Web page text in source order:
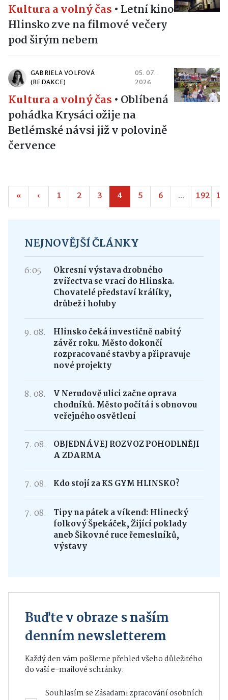
Kultura a volný čas • Letní kino
Hlinsko zve na filmové večery
pod širým nebem
GABRIELA VOLFOVÁ
(REDAKCE)
05. 07.
2026
Kultura a volný čas • Oblíbená
pohádka Krysáci ožije na
Betlémské návsi již v polovině
července
« ‹ 1 2 3 4 5 6 ... 192
NEJNOVĚJŠÍ ČLÁNKY
6:05
Okresní výstava drobného
zvířectva se vrací do Hlinska.
Chovatelé představí králíky,
drůbež i holuby
9. 08.
Hlinsko čeká investičně nabitý
závěr roku. Město dokončí
rozpracované stavby a připravuje
nové projekty
8. 08.
V Nerudově ulici začne oprava
chodníků. Město počítá i s obnovou
veřejného osvětlení
7. 08.
OBJEDNÁVEJ ROZVOZ POHODLNĚJI
A ZDARMA
7. 08. Kdo stojí za KS GYM HLINSKO?
7. 08.
Tipy na pátek a víkend: Hlinecký
folkový Špekáček, Žijící poklady
aneb Šikovné ruce řemeslníků,
výstavy
Buďte v obraze s naším
denním newsletterem
Každý den vám pošleme přehled všeho důležitého
do vaší e-mailové schránky.
Souhlasím seZásadami zpracování osobních